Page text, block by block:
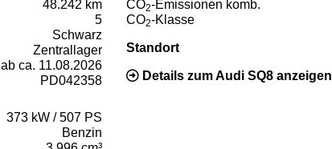
48.242 km
5
Schwarz
Zentrallager
ab ca. 11.08.2026
PD042358
373 kW / 507 PS
Benzin
CO2-Emissionen komb.
CO2-Klasse
Standort
Details zum Audi SQ8 anzeigen